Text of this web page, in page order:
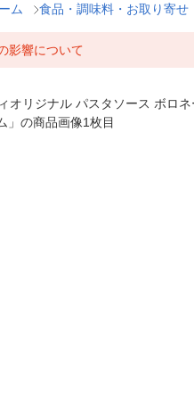
ム 食品・調味料・お取り寄せ
影響について